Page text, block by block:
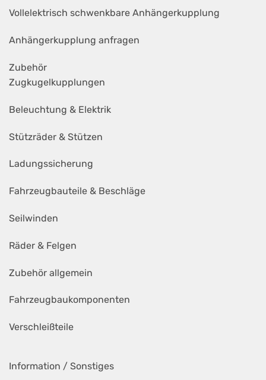
Vollelektrisch schwenkbare Anhängerkupplung
Anhängerkupplung anfragen
Zubehör
Zugkugelkupplungen
Beleuchtung & Elektrik
Stützräder & Stützen
Ladungssicherung
Fahrzeugbauteile & Beschläge
Seilwinden
Räder & Felgen
Zubehör allgemein
Fahrzeugbaukomponenten
Verschleißteile
Information / Sonstiges